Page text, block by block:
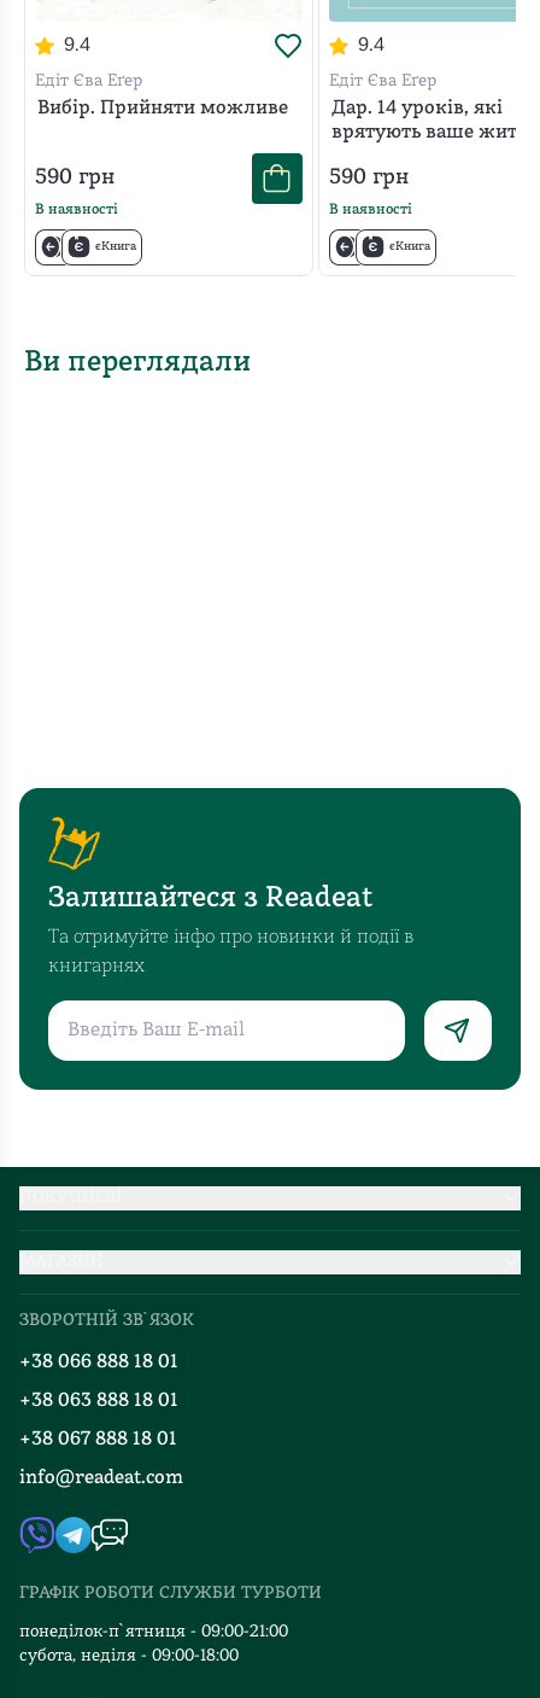
9.4
Едіт Єва Еґер
Вибір. Прийняти можливе
590 грн
В наявності
єКнига
9.4
Едіт Єва Еґер
Дар. 14 уроків, які
врятують ваше життя
590грн
В наявності
єКнига
Ви переглядали
Залишайтеся з Readeat
Та отримуйте інфо про новинки й події в
книгарнях
Добірки
Блог
Події
Книгарні
Контакти
Автори
Видавництва
Відгуки та оцінка RDT
ЗВОРОТНІЙ ЗВ`ЯЗОК
+38 066 888 18 01
+38 063 888 18 01
+38 067 888 18 01
info@readeat.com
ГРАФІК РОБОТИ СЛУЖБИ ТУРБОТИ
понеділок-п`ятниця - 09:00-21:00
субота, неділя - 09:00-18:00